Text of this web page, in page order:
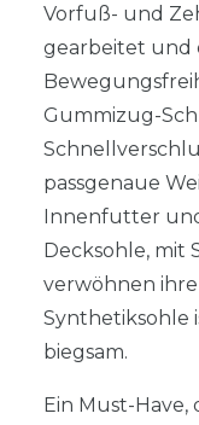
Vorfuß- und
gearbeitet und
Gummizug-
passgenaue
Innenfutter
Decksohle, mit
verwöhnen
Synthetiksohle
biegsam.
Ein Must-Have,